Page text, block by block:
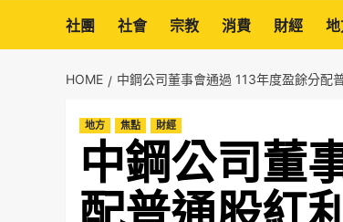
社團 社會 宗教 消費 財經
HOME 中鋼公司董事會通過 113年度盈餘分配
地方 焦點 財經
中鋼公司董